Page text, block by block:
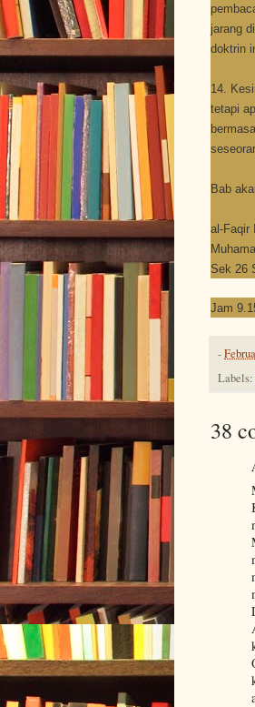
jarang
doktrin
14.
tetapi
Bab
al-Faqir
Sek 26
Jam
-
Labels:
38